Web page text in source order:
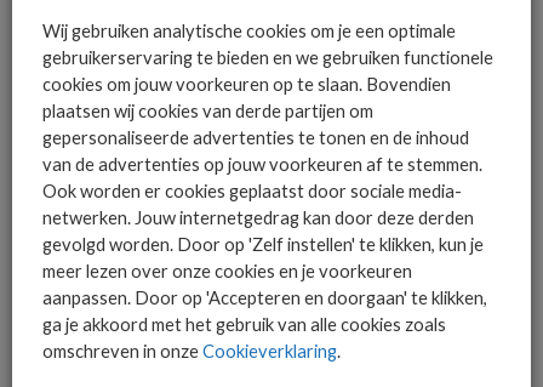
De ICT-wereld is snel. Mis
niets.
Het allerlaatste ICT nieuws in jouw
mailbox
Wij gebruiken analytische cookies om je een optimale
gebruikerservaring te bieden en we gebruiken functionele
cookies om jouw voorkeuren op te slaan. Bovendien
plaatsen wij cookies van derde partijen om
gepersonaliseerde advertenties te tonen en de inhoud
van de advertenties op jouw voorkeuren af te stemmen.
Ook worden er cookies geplaatst door sociale media-
netwerken. Jouw internetgedrag kan door deze derden
gevolgd worden. Door op 'Zelf instellen' te klikken, kun je
meer lezen over onze cookies en je voorkeuren
aanpassen. Door op 'Accepteren en doorgaan' te klikken,
ga je akkoord met het gebruik van alle cookies zoals
omschreven in onzeCookieverklaring.